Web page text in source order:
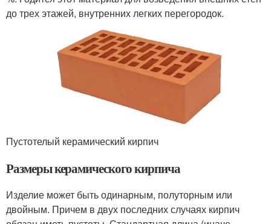
до трех этажей, внутренних легких перегородок.
Пустотелый керамический кирпич
Размеры керамического кирпича
Изделие может быть одинарным, полуторным или
двойным. Причем в двух последних случаях кирпич